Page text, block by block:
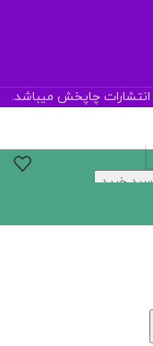
چاپخش میباشد.
خرید